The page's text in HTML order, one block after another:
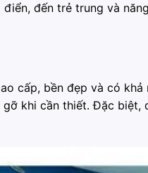
đến trẻ trung và
cấp, bền đẹp và có
khi cần thiết. Đặc